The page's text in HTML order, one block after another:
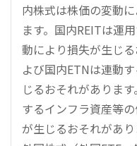
内株式は株価の変動
ます。国内REITは運
動により損失が生じ
よび国内ETNは連動
じるおそれがありま
するインフラ資産等
が生じるおそれがあり